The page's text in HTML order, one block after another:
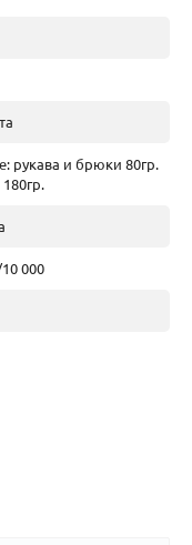
рукава и брюки 80гр.
000